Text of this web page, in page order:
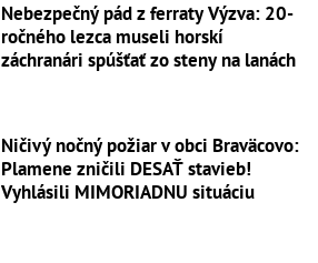
Nebezpečný pád z ferraty Výzva: 20-
ročného lezca museli horskí
záchranári spúšťať zo steny na lanách
Ničivý nočný požiar v obci Braväcovo:
Plamene zničili DESAŤ stavieb!
Vyhlásili MIMORIADNU situáciu